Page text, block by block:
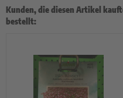
Kunden, die diesen Artikel
bestellt: